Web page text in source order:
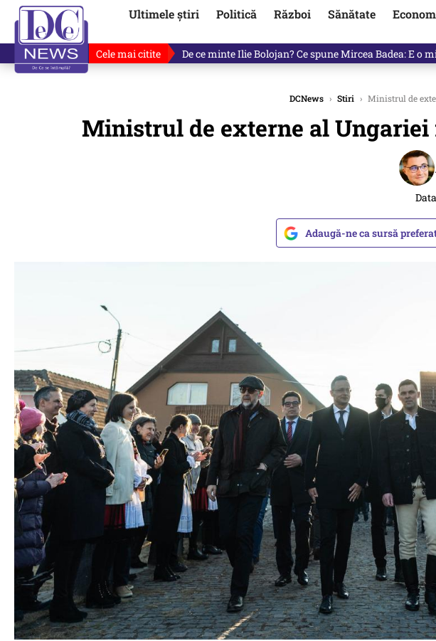
Ultimele știri Politică Război Sănătate
Cele mai citite Fotografia cu Ilie Bolojan care spune exact opusul
DCNews › Stiri › Ministrul de
Ministrul de externe al
Adaugă-ne ca sursă